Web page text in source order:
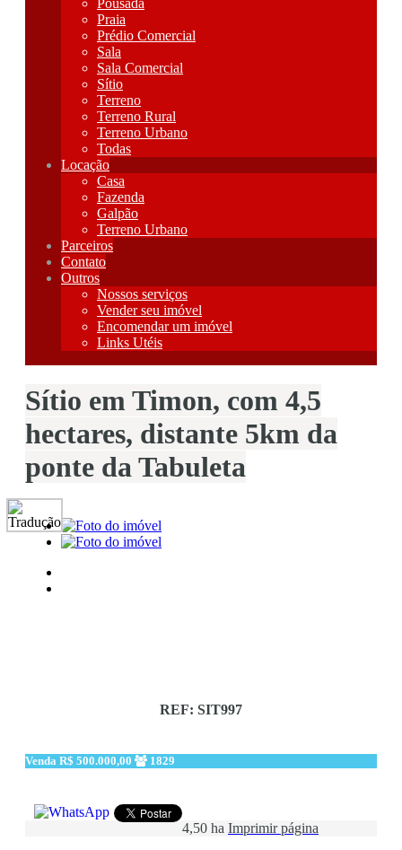
Pousada
Praia
Prédio Comercial
Sala
Sala Comercial
Sítio
Terreno
Terreno Rural
Terreno Urbano
Todas
Locação
Casa
Fazenda
Galpão
Terreno Urbano
Parceiros
Contato
Outros
Nossos serviços
Vender seu imóvel
Encomendar um imóvel
Links Utéis
Sítio em Timon, com 4,5
hectares, distante 5km da
ponte da Tabuleta
REF: SIT997
Venda R$ 500.000,00 1829
4,50 ha Imprimir página